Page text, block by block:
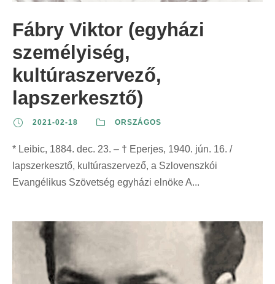
Fábry Viktor (egyházi
személyiség,
kultúraszervező,
lapszerkesztő)
2021-02-18 ORSZÁGOS
* Leibic, 1884. dec. 23. – † Eperjes, 1940. jún. 16. /
lapszerkesztő, kultúraszervező, a Szlovenszkói
Evangélikus Szövetség egyházi elnöke A...